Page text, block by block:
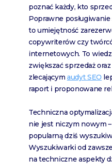
poznać każdy, kto
Poprawne
to umiejętność
copywriterów czy
internetowych. To
zwiększać sprzedaż
zlecającymaudyt SEO
raport i proponowane
Techniczna
nie jest niczym nowym –
popularną dziś
Wyszukiwarki od
na techniczne aspekty